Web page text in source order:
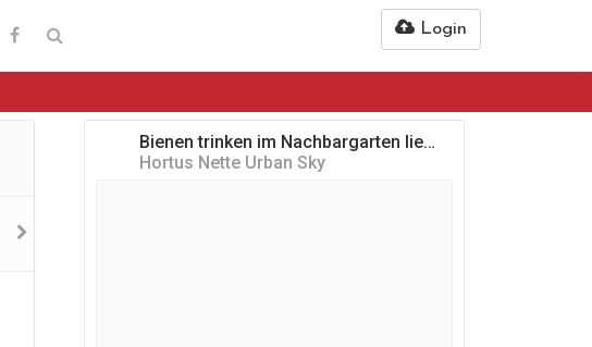
Login
Bienen trinken im Nachbargarten lieber
Hortus Nette Urban Sky